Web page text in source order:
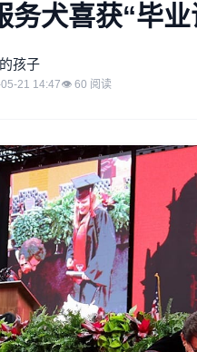
务犬喜获“毕
孩子
21 14:47👁 60 阅读